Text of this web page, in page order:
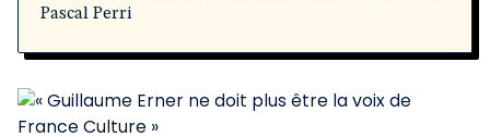
Pascal Perri